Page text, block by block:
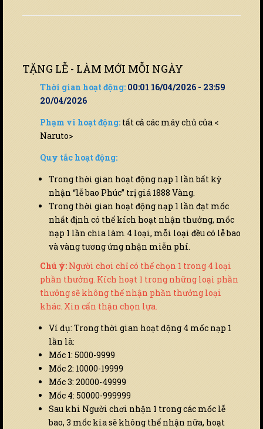
TẶNG LỄ - LÀM MỚI MỖI NGÀY
Thời gian hoạt động: 00:01 16/04/2026 - 23:59
20/04/2026
Phạm vi hoạt động: tất cả các máy chủ của <
Naruto>
Quy tắc hoạt động:
Trong thời gian hoạt động nạp 1 lần bất kỳ
nhận “lễ bao Phúc” trị giá 1888 Vàng.
Trong thời gian hoạt động nạp 1 lần đạt mốc
nhất định có thể kích hoạt nhận thưởng, mốc
nạp 1 lần chia làm 4 loại, mỗi loại đều có lễ bao
và vàng tương ứng nhận miễn phí.
Chú ý: Người chơi chỉ có thể chọn 1 trong 4 loại
phần thưởng. Kích hoạt 1 trong những loại phần
thưởng sẽ không thể nhận phần thưởng loại
khác. Xin cẩn thận chọn lựa.
Ví dụ: Trong thời gian hoạt dộng 4 mốc nạp 1
lần là:
Mốc 1: 5000-9999
Mốc 2: 10000-19999
Mốc 3: 20000-49999
Mốc 4: 50000-999999
Sau khi Người chơi nhận 1 trong các mốc lễ
bao, 3 mốc kia sẽ không thể nhận nữa, hoạt